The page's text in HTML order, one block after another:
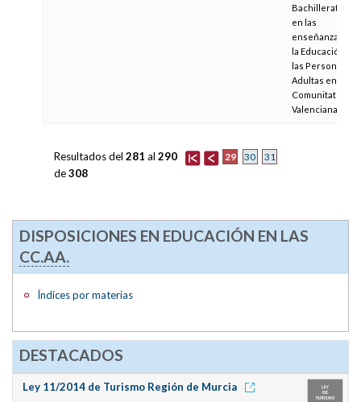
Bachillerato y
en las
enseñanzas de
la Educación de
las Personas
Adultas en la
Comunitat
Valenciana
29 30 31
Resultados del 281 al 290
de308
DISPOSICIONES EN EDUCACIÓN EN LAS
CC.AA.
Índices por materias
DESTACADOS
Ley 11/2014 de Turismo Región de Murcia